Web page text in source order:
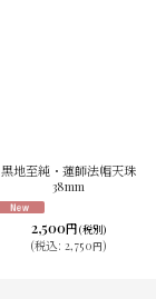
黒地至純・蓮師法帽天珠
38mm
2,500円 (税別)
(税込: 2,750円)